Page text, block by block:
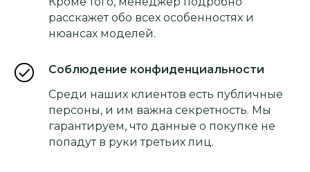
расскажет обо всех особенностях и
нюансах моделей.
Соблюдение конфиденциальности
Среди наших клиентов есть публичные
персоны, и им важна секретность. Мы
гарантируем, что данные о покупке не
попадут в руки третьих лиц.